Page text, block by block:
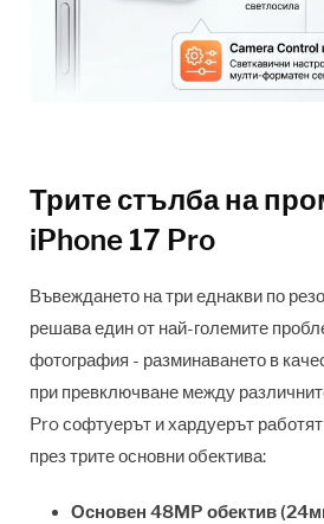
Трите стълба на
iPhone 17 Pro
Въвеждането на три еднакви по
решава един от най-големите
фотография - разминаването в
при превключване между
Pro софтуерът и хардуерът
през трите основни обектива:
Основен 48MP обектив